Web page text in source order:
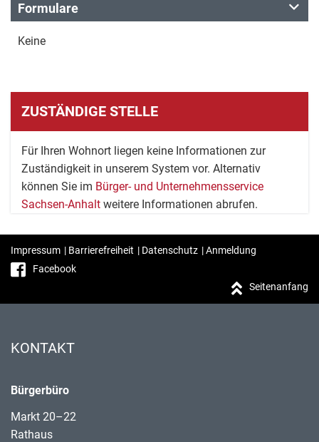
Formulare
Keine
ZUSTÄNDIGE STELLE
Für Ihren Wohnort liegen keine Informationen zur
Zuständigkeit in unserem System vor. Alternativ
können Sie im Bürger- und Unternehmensservice
Sachsen-Anhalt weitere Informationen abrufen.
Impressum | Barrierefreiheit | Datenschutz |Anmeldung
Facebook
Seitenanfang
KONTAKT
Bürgerbüro
Markt 20–22
Rathaus